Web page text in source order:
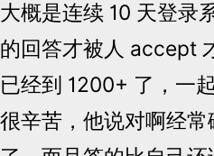
大概是连续 10 天登录
的回答才被人 accept
已经到 1200+ 了，一
很辛苦，他说对啊经